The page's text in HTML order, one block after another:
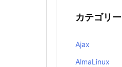
カテゴリー
Ajax
AlmaLinux